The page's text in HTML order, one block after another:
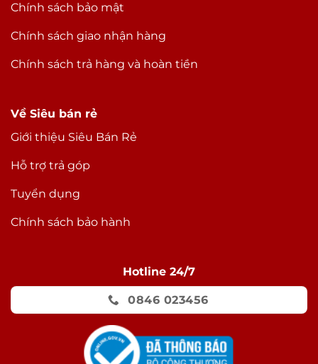
Chính sách bảo mật
Chính sách giao nhận hàng
Chính sách trả hàng và hoàn tiền
Về Siêu bán rẻ
Giới thiệu Siêu Bán Rẻ
Hỗ trợ trả góp
Tuyển dụng
Chính sách bảo hành
Hotline 24/7
0846 023456